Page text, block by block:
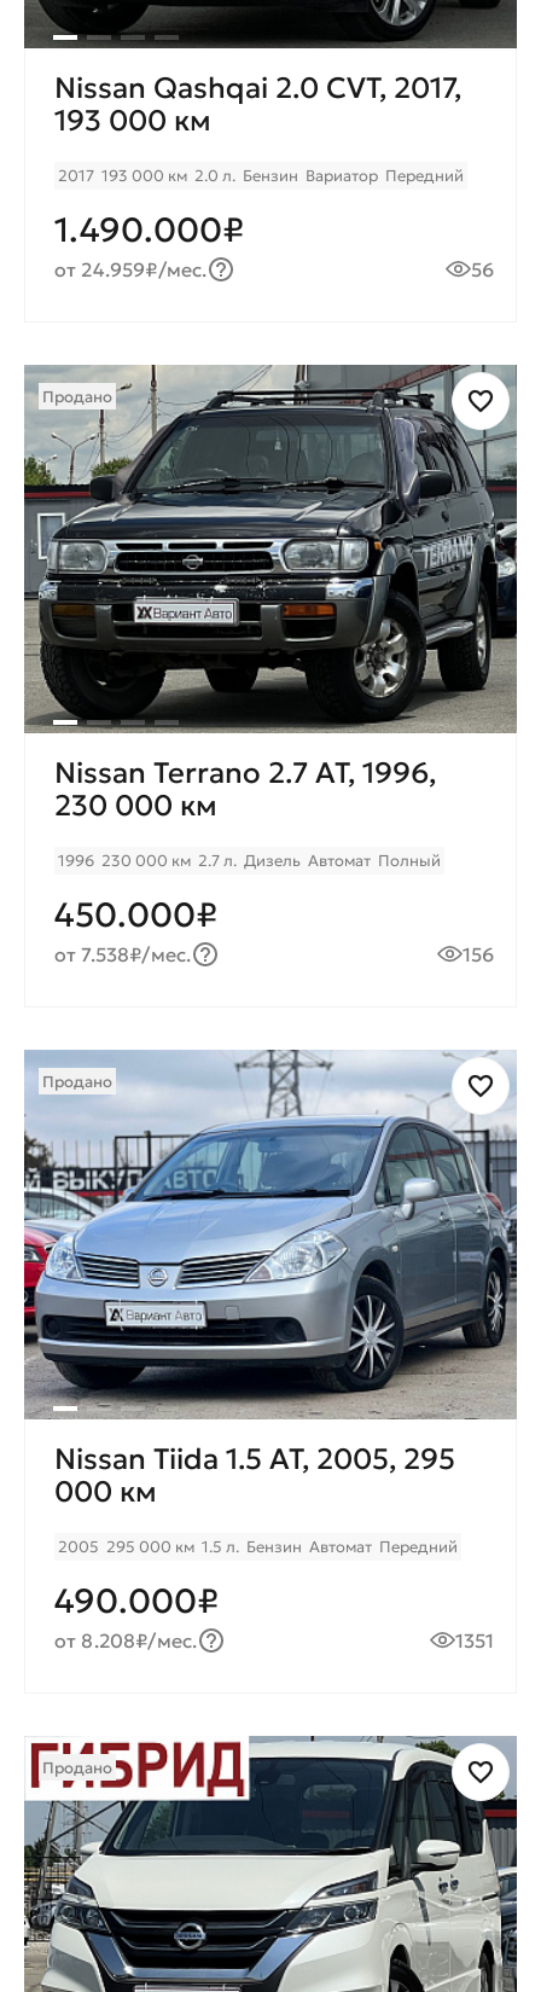
Nissan Qashqai 2.0 CVT, 2017,
193 000 км
2017 193 000 км 2.0 л. Бензин Вариатор Передний
1.490.000₽
от 24.959₽/мес. 56
Продано
Nissan Terrano 2.7 AT, 1996,
230 000 км
1996 230 000 км 2.7 л. Дизель Автомат Полный
450.000₽
от 7.538₽/мес. 156
Продано
Nissan Tiida 1.5 AT, 2005, 295
000 км
2005 295 000 км 1.5 л. Бензин Автомат Передний
490.000₽
от 8.208₽/мес. 1351
Продано